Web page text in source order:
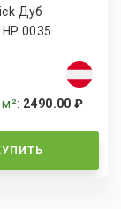
Дуб
0035
м²: 2490.00 ₽